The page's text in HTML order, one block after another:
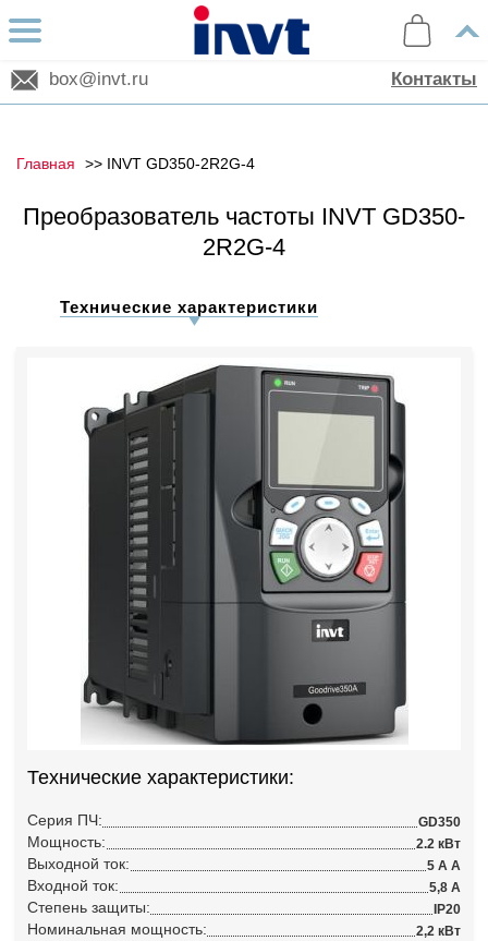
box@invt.ru Контакты
Главная INVT GD350-2R2G-4
Преобразователь частоты INVT GD350-
2R2G-4
Технические характеристики
Технические характеристики:
Серия ПЧ: GD350
Мощность: 2.2 кВт
Выходной ток: 5 А А
Входной ток: 5,8 А
Степень защиты: IP20
Номинальная мощность: 2,2 кВт